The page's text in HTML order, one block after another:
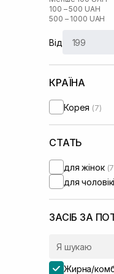
100 – 500 UAH
500 – 1000 UAH
Від
КРАЇНА
Корея (7)
СТАТЬ
для жінок
для
ЗАСІБ ЗА
Жирна/